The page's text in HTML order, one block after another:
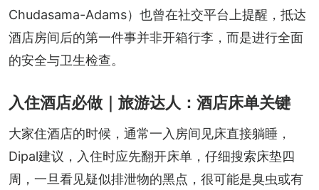
Chudasama-Adams）也曾在社交平台上提醒，抵达
酒店房间后的第一件事并非开箱行李，而是进行全面
的安全与卫生检查。
入住酒店必做｜旅游达人：酒店床单关键
大家住酒店的时候，通常一入房间见床直接躺睡，
Dipal建议，入住时应先翻开床单，仔细搜索床垫四
周，一旦看见疑似排泄物的黑点，很可能是臭虫或有